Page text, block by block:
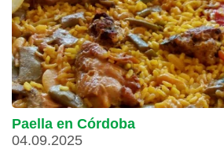
Paella en Córdoba
04.09.2025